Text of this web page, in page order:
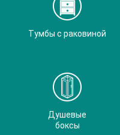
Тумбы с раковиной
Душевые
боксы